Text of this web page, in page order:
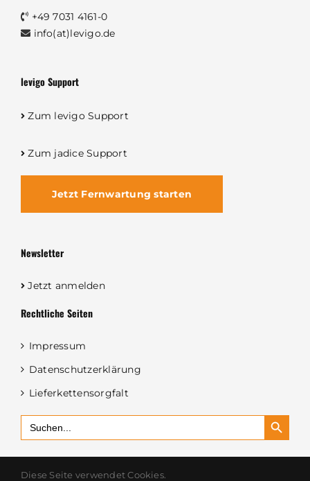
+49 7031 4161-0
info(at)levigo.de
levigo Support
Zum levigo Support
Zum jadice Support
Jetzt Fernwartung starten
Newsletter
Jetzt anmelden
Rechtliche Seiten
Impressum
Datenschutzerklärung
Lieferkettensorgfalt
Search
for:
Search Button
Diese Seite verwendet Cookies.